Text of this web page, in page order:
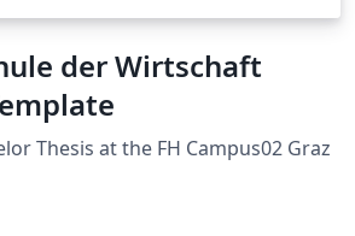
der Wirtschaft
Thesis at the FH Campus02 Graz